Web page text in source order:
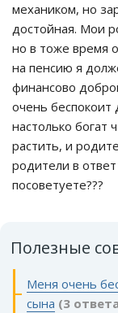
механиком, но
достойная. Мои
но в тоже время
на пенсию я
финансово
очень беспокоит
настолько богат
растить, и
родители в
посоветуете???
Полезные
Меня очень
сына (3